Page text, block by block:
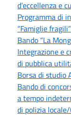
d’eccellenza e
Programma di
“Famiglie fragili”
Bando “La
Integrazione e
di pubblica
Borsa di studio
Bando di
a tempo
di polizia